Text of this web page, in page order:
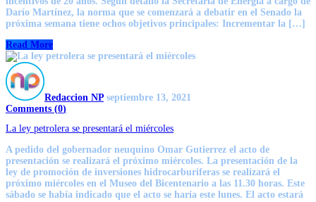
Darío Martínez, la norma que se comenzará a debatir en el Senado la
próxima semana tiene ochos objetivos principales: Incrementar la […]
Read More
Redaccion NP septiembre 13, 2021
Comments (0)
La ley petrolera se presentará el miércoles
A pedido del gobernador neuquino Omar Gutierrez el acto de
presentación se realizará el próximo miércoles. La presentación de la
ley de promoción de inversiones hidrocarburiferas se realizará el
próximo miércoles en el Museo del Bicentenario a las 11.30 horas. Este
sábado se había indicado que el acto se haría este lunes. El acto estará